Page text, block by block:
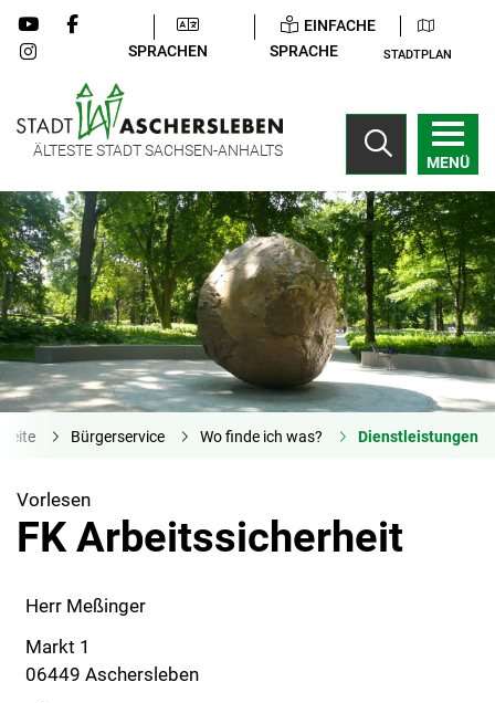
SPRACHEN
EINFACHE
SPRACHE
STADTPLAN
ÄLTESTE STADT SACHSEN-ANHALTS
MENÜ
Bürgerservice Wo finde ich was? Dienstleistungen
Vorlesen
FK Arbeitssicherheit
Herr Meßinger
Markt 1
06449 Aschersleben